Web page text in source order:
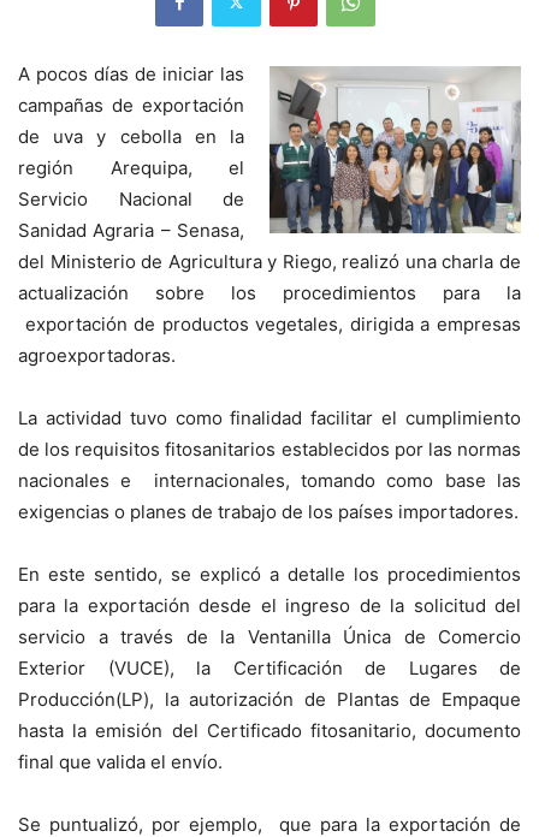
A pocos días de iniciar las
campañas de exportación
de uva y cebolla en la
región Arequipa, el
Servicio Nacional de
Sanidad Agraria – Senasa,
del Ministerio de Agricultura y Riego, realizó una charla de
actualización sobre los procedimientos para la
exportación de productos vegetales, dirigida a empresas
agroexportadoras.
La actividad tuvo como finalidad facilitar el cumplimiento
de los requisitos fitosanitarios establecidos por las normas
nacionales e internacionales, tomando como base las
exigencias o planes de trabajo de los países importadores.
En este sentido, se explicó a detalle los procedimientos
para la exportación desde el ingreso de la solicitud del
servicio a través de la Ventanilla Única de Comercio
Exterior (VUCE), la Certificación de Lugares de
Producción(LP), la autorización de Plantas de Empaque
hasta la emisión del Certificado fitosanitario, documento
final que valida el envío.
Se puntualizó, por ejemplo, que para la exportación de